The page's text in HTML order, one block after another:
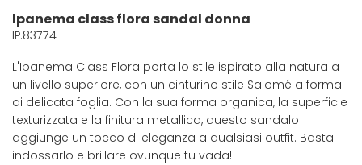
Ipanema class flora sandal donna
IP.83774
L'Ipanema Class Flora porta lo stile ispirato alla natura a
un livello superiore, con un cinturino stile Salomé a forma
di delicata foglia. Con la sua forma organica, la superficie
texturizzata e la finitura metallica, questo sandalo
aggiunge un tocco di eleganza a qualsiasi outfit. Basta
indossarlo e brillare ovunque tu vada!